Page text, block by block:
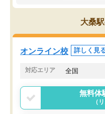
であるので無料の週末教室
がら頑張って欲しいと思
大桑
オンライン校 詳しく見
対応エリア 全国
無料体
（